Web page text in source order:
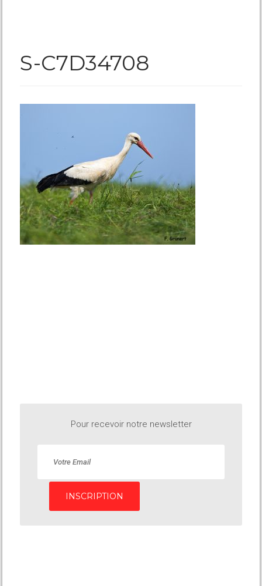
S-C7D34708
Pour recevoir notre newsletter
INSCRIPTION